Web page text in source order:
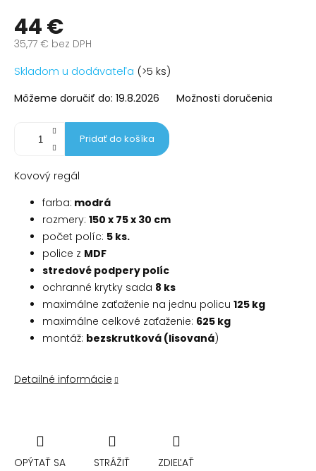
44 €
35,77 € bez DPH
Jednotková
cena:
Skladom u dodávateľa (>5 ks)
Môžeme doručiť do: 19.8.2026 Možnosti doručenia
Pridať do košíka
Kovový regál
farba: modrá
rozmery: 150 x 75 x 30 cm
počet políc: 5 ks.
police z MDF
stredové podpery políc
ochranné krytky sada 8 ks
maximálne zaťaženie na jednu policu 125 kg
maximálne celkové zaťaženie: 625 kg
montáž: bezskrutková (lisovaná)
Detailné informácie
OPÝTAŤ SA STRÁŽIŤ ZDIEĽAŤ